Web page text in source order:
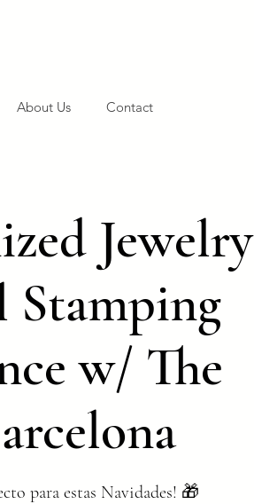
About Us Contact
Jewelry
Stamping
w/ The
para estas Navidades! 🎁